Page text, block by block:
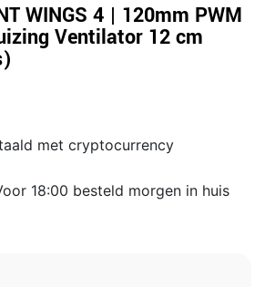
WINGS 4 | 120mm PWM
Ventilator 12 cm
met cryptocurrency
18:00 besteld morgen in huis